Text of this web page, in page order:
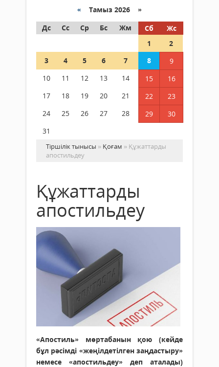
« Тамыз 2026 »
Дс
Сс Ср Бс Жм Сб
Жс
1
2
3
4 5 6 7 8
9
10
11 12 13 14 15
16
17
18 19 20 21 22
23
24
25 26 27 28 29
30
31
Тіршілік тынысы » Қоғам » Құжаттарды
апостильдеу
Құжаттарды
апостильдеу
«Апостиль» мөртабанын қою (кейде
бұл рәсімді «жеңілдетілген заңдастыру»
немесе «апостильдеу» деп аталады)